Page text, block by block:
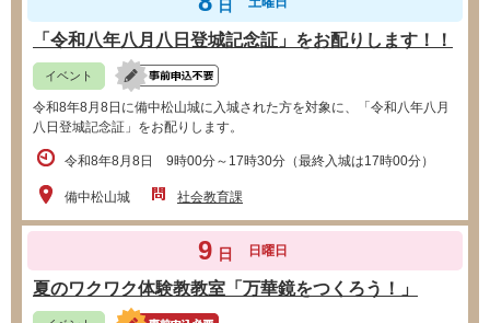
日
「令和八年八月八日登城記念証」をお配りします！！
イベント
令和8年8月8日に備中松山城に入城された方を対象に、「令和八年八月
八日登城記念証」をお配りします。
令和8年8月8日 9時00分～17時30分（最終入城は17時00分）
備中松山城 社会教育課
9 日 日曜日
夏のワクワク体験教教室「万華鏡をつくろう！」